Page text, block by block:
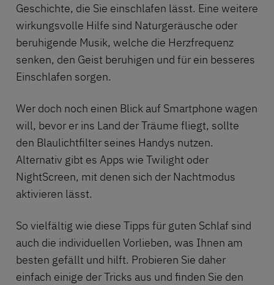
Geschichte, die Sie einschlafen lässt. Eine weitere
wirkungsvolle Hilfe sind Naturgeräusche oder
beruhigende Musik, welche die Herzfrequenz
senken, den Geist beruhigen und für ein besseres
Einschlafen sorgen.
Wer doch noch einen Blick auf Smartphone wagen
will, bevor er ins Land der Träume fliegt, sollte
den Blaulichtfilter seines Handys nutzen.
Alternativ gibt es Apps wie Twilight oder
NightScreen, mit denen sich der Nachtmodus
aktivieren lässt.
So vielfältig wie diese Tipps für guten Schlaf sind
auch die individuellen Vorlieben, was Ihnen am
besten gefällt und hilft. Probieren Sie daher
einfach einige der Tricks aus und finden Sie den